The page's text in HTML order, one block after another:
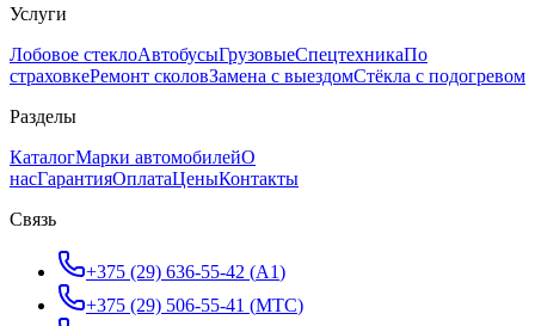
Услуги
Лобовое стеклоАвтобусыГрузовыеСпецтехникаПо
страховкеРемонт сколовЗамена с выездомСтёкла с подогревом
Разделы
КаталогМарки автомобилейО
насГарантияОплатаЦеныКонтакты
Связь
+375 (29) 636-55-42 (A1)
+375 (29) 506-55-41 (МТС)